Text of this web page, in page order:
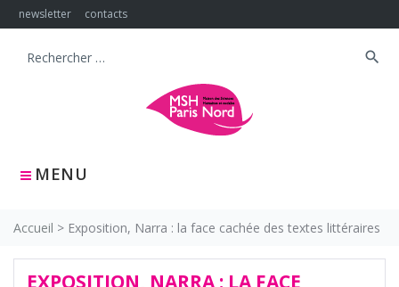
Skip
to
newsletter contacts
MENU
Search
search
Accueil > Exposition, Narra : la face cachée des textes littéraires
EXPOSITION, NARRA : LA FACE